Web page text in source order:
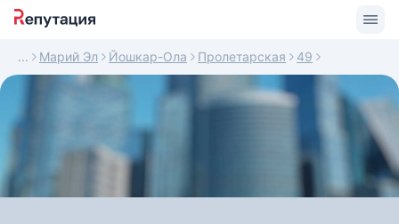
Марий Эл Йошкар-Ола Пролетарская 49